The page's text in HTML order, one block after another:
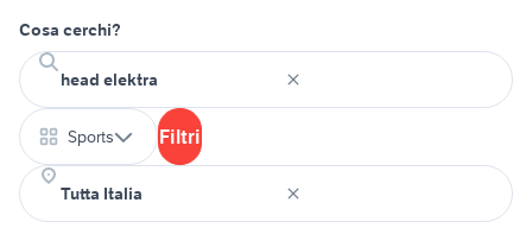
Cosa cerchi?
Sports Filtri